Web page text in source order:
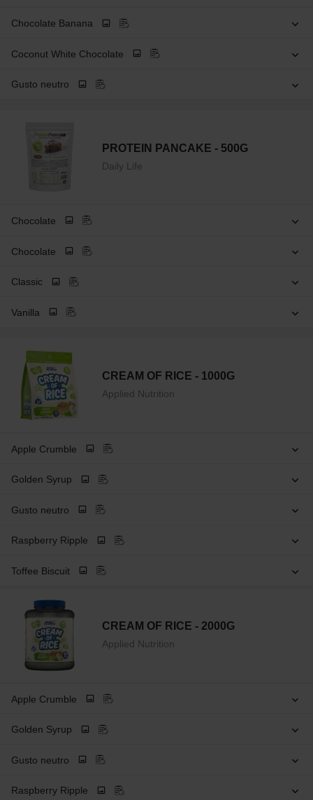
Chocolate Banana
Coconut White Chocolate
Gusto neutro
PROTEIN PANCAKE - 500G
Daily Life
Chocolate
Chocolate
Classic
Vanilla
CREAM OF RICE - 1000G
Applied Nutrition
Apple Crumble
Golden Syrup
Gusto neutro
Raspberry Ripple
Toffee Biscuit
CREAM OF RICE - 2000G
Applied Nutrition
Apple Crumble
Golden Syrup
Gusto neutro
Raspberry Ripple